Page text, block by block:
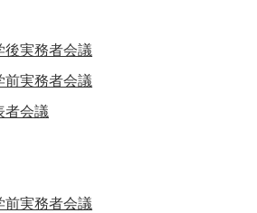
実務者会議
実務者会議
会議
実務者会議